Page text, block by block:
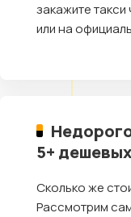
закажите
или на
5+
Сколько же
Рассмотрим